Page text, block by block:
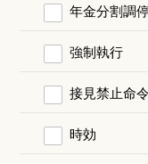
年金分割調
強制執行
接見禁止命
時効